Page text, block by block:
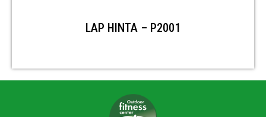
LAP HINTA – P2001